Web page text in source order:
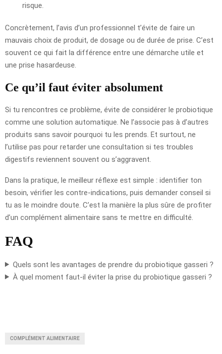
risque.
Concrètement, l’avis d’un professionnel t’évite de faire un
mauvais choix de produit, de dosage ou de durée de prise. C’est
souvent ce qui fait la différence entre une démarche utile et
une prise hasardeuse.
Ce qu’il faut éviter absolument
Si tu rencontres ce problème, évite de considérer le probiotique
comme une solution automatique. Ne l’associe pas à d’autres
produits sans savoir pourquoi tu les prends. Et surtout, ne
l’utilise pas pour retarder une consultation si tes troubles
digestifs reviennent souvent ou s’aggravent.
Dans la pratique, le meilleur réflexe est simple : identifier ton
besoin, vérifier les contre-indications, puis demander conseil si
tu as le moindre doute. C’est la manière la plus sûre de profiter
d’un complément alimentaire sans te mettre en difficulté.
FAQ
Quels sont les avantages de prendre du probiotique gasseri ?
À quel moment faut-il éviter la prise du probiotique gasseri ?
COMPLÉMENT ALIMENTAIRE